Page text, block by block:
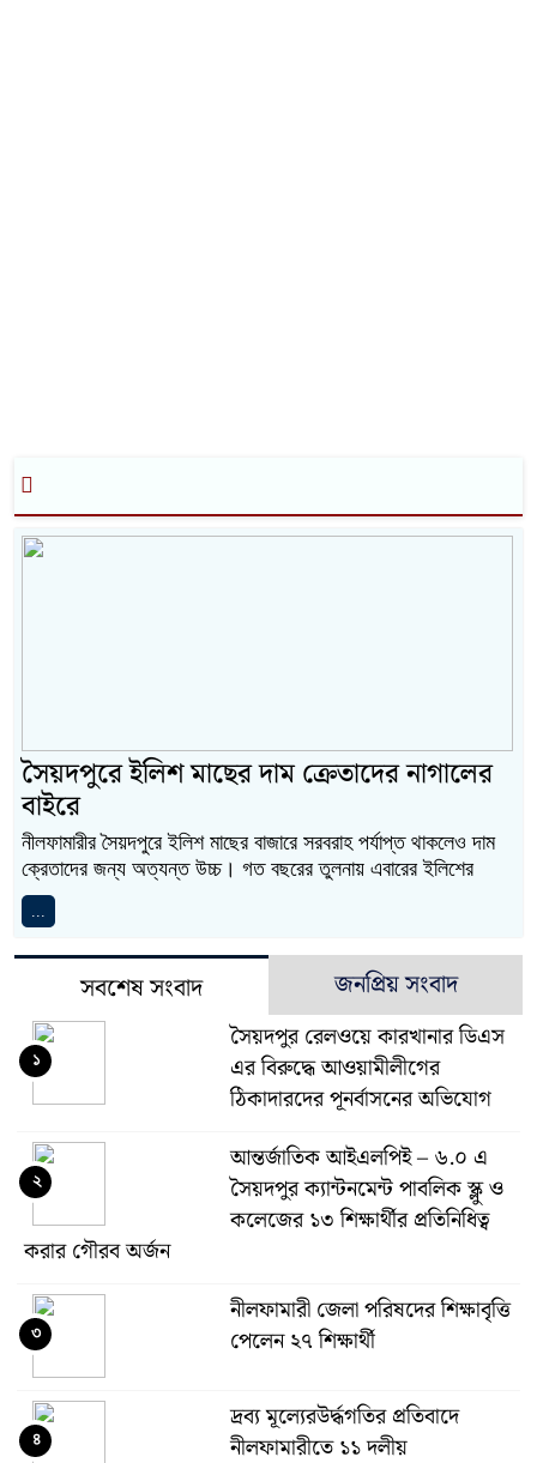
সৈয়দপুরে ইলিশ মাছের দাম ক্রেতাদের নাগালের
বাইরে
নীলফামারীর সৈয়দপুরে ইলিশ মাছের বাজারে সরবরাহ পর্যাপ্ত থাকলেও দাম
ক্রেতাদের জন্য অত্যন্ত উচ্চ। গত বছরের তুলনায় এবারের ইলিশের
...
সবশেষ সংবাদ জনপ্রিয় সংবাদ
সৈয়দপুর রেলওয়ে কারখানার ডিএস
এর বিরুদ্ধে আওয়ামীলীগের
ঠিকাদারদের পূনর্বাসনের অভিযোগ
১
আন্তর্জাতিক আইএলপিই – ৬.০ এ
সৈয়দপুর ক্যান্টনমেন্ট পাবলিক স্ক্লু ও
কলেজের ১৩ শিক্ষার্থীর প্রতিনিধিত্ব
করার গৌরব অর্জন
২
নীলফামারী জেলা পরিষদের শিক্ষাবৃত্তি
পেলেন ২৭ শিক্ষার্থী
৩
দ্রব্য মূল্যেরউর্দ্ধগতির প্রতিবাদে
নীলফামারীতে ১১ দলীয়
৪